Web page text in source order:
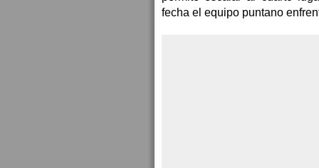
fecha el equipo puntano